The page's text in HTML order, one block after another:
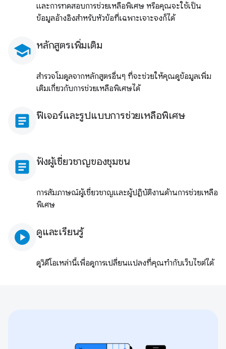
และการทดสอบการช่วยเหลือพิเศษ หรือคุณจะใช้เป็น
ข้อมูลอ้างอิงสำหรับหัวข้อที่เฉพาะเจาะจงก็ได้
school หลักสูตรเพิ่มเติม
สำรวจโมดูลจากหลักสูตรอื่นๆ ที่จะช่วยให้คุณดูข้อมูลเพิ่ม
เติมเกี่ยวกับการช่วยเหลือพิเศษได้
article ฟีเจอร์และรูปแบบการช่วยเหลือพิเศษ
article ฟังผู้เชี่ยวชาญของชุมชน
การสัมภาษณ์ผู้เชี่ยวชาญและผู้ปฏิบัติงานด้านการช่วยเหลือ
พิเศษ
play_circle ดูและเรียนรู้
ดูวิดีโอเหล่านี้เพื่อดูการเปลี่ยนแปลงที่คุณทํากับเว็บไซต์ได้